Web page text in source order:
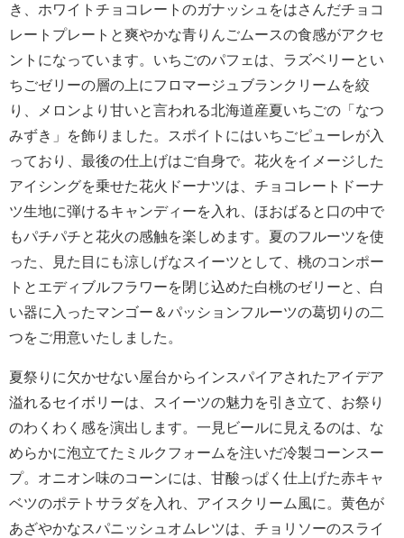
き、ホワイトチョコレートのガナッシュをはさんだチョコ
レートプレートと爽やかな青りんごムースの食感がアクセ
ントになっています。いちごのパフェは、ラズベリーとい
ちごゼリーの層の上にフロマージュブランクリームを絞
り、メロンより甘いと言われる北海道産夏いちごの「なつ
みずき」を飾りました。スポイトにはいちごピューレが入
っており、最後の仕上げはご自身で。花火をイメージした
アイシングを乗せた花火ドーナツは、チョコレートドーナ
ツ生地に弾けるキャンディーを入れ、ほおばると口の中で
もパチパチと花火の感触を楽しめます。夏のフルーツを使
った、見た目にも涼しげなスイーツとして、桃のコンポー
トとエディブルフラワーを閉じ込めた白桃のゼリーと、白
い器に入ったマンゴー＆パッションフルーツの葛切りの二
つをご用意いたしました。
夏祭りに欠かせない屋台からインスパイアされたアイデア
溢れるセイボリーは、スイーツの魅力を引き立て、お祭り
のわくわく感を演出します。一見ビールに見えるのは、な
めらかに泡立てたミルクフォームを注いだ冷製コーンスー
プ。オニオン味のコーンには、甘酸っぱく仕上げた赤キャ
ベツのポテトサラダを入れ、アイスクリーム風に。黄色が
あざやかなスパニッシュオムレツは、チョリソーのスライ